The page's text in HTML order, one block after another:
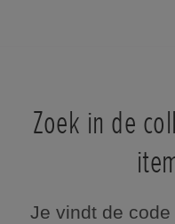
Zoek in de
Je vindt de